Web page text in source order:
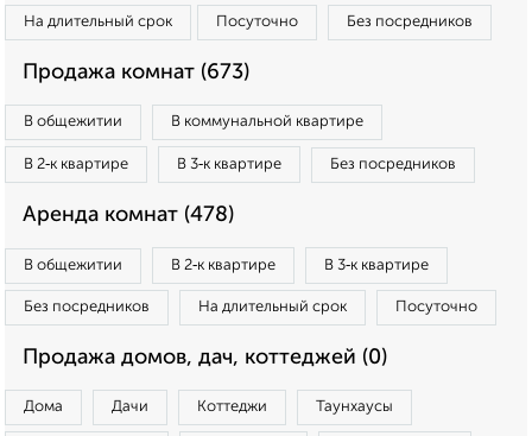
На длительный срок Посуточно Без посредников
Продажа комнат (673)
В общежитии В коммунальной квартире
В 2‑к квартире В 3‑к квартире Без посредников
Аренда комнат (478)
В общежитии В 2‑к квартире В 3‑к квартире
Без посредников На длительный срок Посуточно
Продажа домов, дач, коттеджей (0)
Дома Дачи Коттеджи Таунхаусы